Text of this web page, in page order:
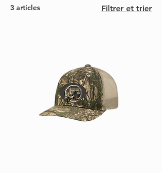
3 articles Filtrer et trier